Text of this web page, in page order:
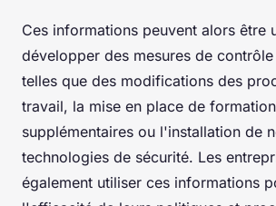
Ces informations peuvent alors être
développer des mesures de
telles que des modifications des
travail, la mise en place de
supplémentaires ou l'installation de
technologies de sécurité. Les
également utiliser ces informations